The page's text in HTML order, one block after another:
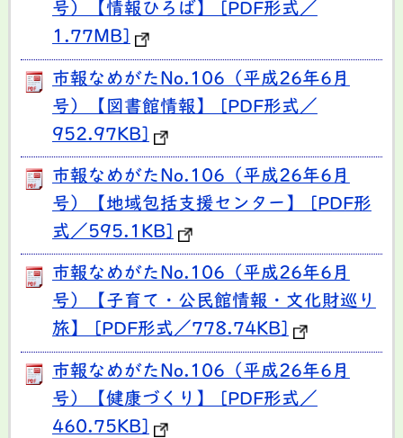
号）【情報ひろば】 [PDF形式／
1.77MB]
市報なめがたNo.106（平成26年6月
号）【図書館情報】 [PDF形式／
952.97KB]
市報なめがたNo.106（平成26年6月
号）【地域包括支援センター】 [PDF形
式／595.1KB]
市報なめがたNo.106（平成26年6月
号）【子育て・公民館情報・文化財巡り
旅】 [PDF形式／778.74KB]
市報なめがたNo.106（平成26年6月
号）【健康づくり】 [PDF形式／
460.75KB]